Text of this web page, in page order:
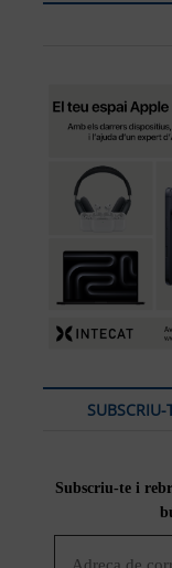
Subscriu-te i